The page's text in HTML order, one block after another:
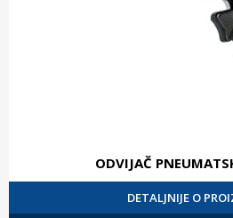
ODVIJAČ
DETALJNIJE O